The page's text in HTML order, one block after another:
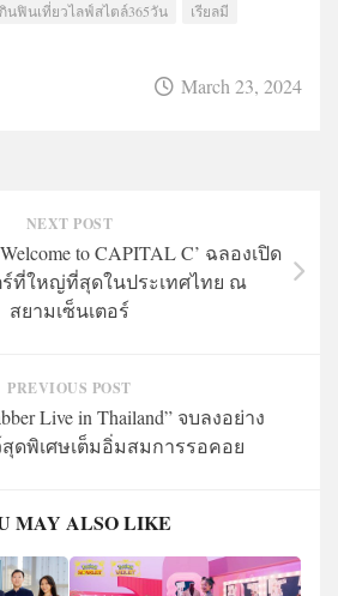
นฟินเที่ยวไลฟ์สไตล์365วัน
เรียลมี
March 23, 2024
NEXT POST
to CAPITAL C’ ฉลองเปิด
ที่ใหญ่ที่สุดในประเทศไทย ณ
สยามเซ็นเตอร์
PREVIOUS POST
Live in Thailand” จบลงอย่าง
ดพิเศษเต็มอิ่มสมการรอคอย
MAY ALSO LIKE